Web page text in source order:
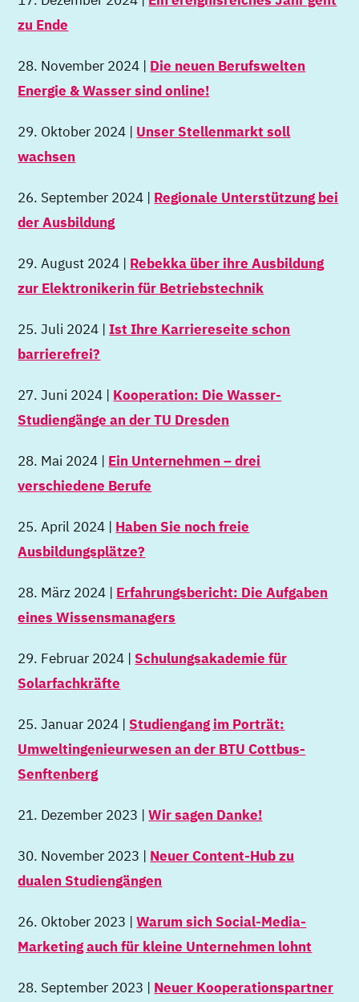
zu Ende
28. November 2024 | Die neuen Berufswelten
Energie & Wasser sind online!
29. Oktober 2024 | Unser Stellenmarkt soll
wachsen
26. September 2024 | Regionale Unterstützung bei
der Ausbildung
29. August 2024 | Rebekka über ihre Ausbildung
zur Elektronikerin für Betriebstechnik
25. Juli 2024 |Ist Ihre Karriereseite schon
barrierefrei?
27. Juni 2024 | Kooperation: Die Wasser-
Studiengänge an der TU Dresden
28. Mai 2024 | Ein Unternehmen – drei
verschiedene Berufe
25. April 2024 | Haben Sie noch freie
Ausbildungsplätze?
28. März 2024 | Erfahrungsbericht: Die Aufgaben
eines Wissensmanagers
29. Februar 2024 |Schulungsakademie für
Solarfachkräfte
25. Januar 2024 |Studiengang im Porträt:
Umweltingenieurwesen an der BTU Cottbus-
Senftenberg
21. Dezember 2023 |Wir sagen Danke!
30. November 2023 | Neuer Content-Hub zu
dualen Studiengängen
26. Oktober 2023 |Warum sich Social-Media-
Marketing auch für kleine Unternehmen lohnt
28. September 2023 | Neuer Kooperationspartner